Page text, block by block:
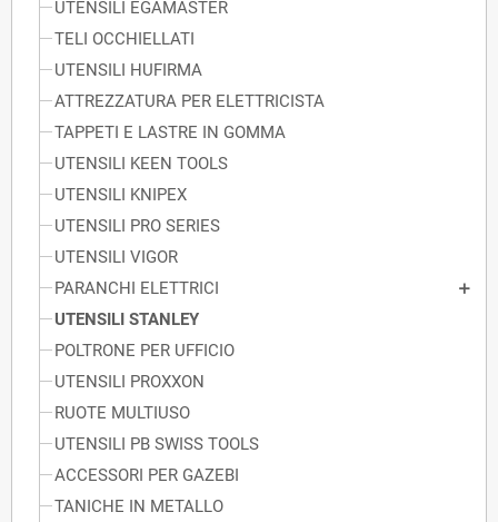
UTENSILI EGAMASTER
TELI OCCHIELLATI
UTENSILI HUFIRMA
ATTREZZATURA PER ELETTRICISTA
TAPPETI E LASTRE IN GOMMA
UTENSILI KEEN TOOLS
UTENSILI KNIPEX
UTENSILI PRO SERIES
UTENSILI VIGOR
PARANCHI ELETTRICI
UTENSILI STANLEY
POLTRONE PER UFFICIO
UTENSILI PROXXON
RUOTE MULTIUSO
UTENSILI PB SWISS TOOLS
ACCESSORI PER GAZEBI
TANICHE IN METALLO